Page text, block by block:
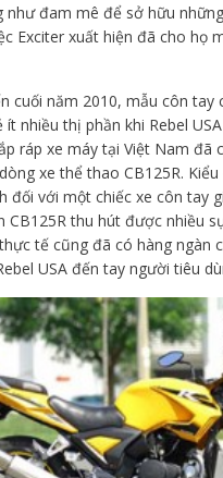
như đam mê để sở hữu
Exciter xuất hiện đã cho họ
cuối năm 2010, mẫu côn tay
ít nhiều thị phần khi Rebel
ráp xe máy tại Việt Nam đã
xe thể thao CB125R.
đối với một chiếc xe côn tay
CB125R thu hút được nhiều
tế cũng đã có hàng ngàn
USA đến tay người tiêu